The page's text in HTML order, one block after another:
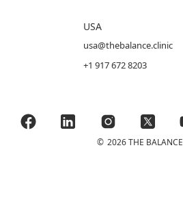
USA
usa@thebalance.clinic
+1 917 672 8203
© 2026 THE BALANCE